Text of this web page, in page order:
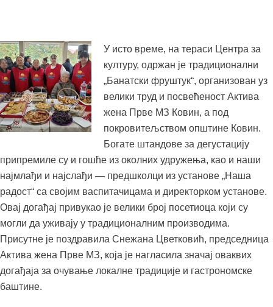
У исто време, на тераси Центра за
културу, одржан је традиционални
„Банатски фруштук“, организован уз
велики труд и посвећеност Актива
жена Прве МЗ Ковин, а под
покровитељством општине Ковин.
Богате штандове за дегустацију
припремиле су и гошће из околних удружења, као и наши
најмлађи и најслађи — предшколци из установе „Наша
радост“ са својим васпитачицама и директорком установе.
Овај догађај привукао је велики број посетиоца који су
могли да уживају у традиционалним производима.
Присутне је поздравила Снежана Цветковић, председница
Актива жена Прве МЗ, која је нагласила значај оваквих
догађаја за очување локалне традиције и гастрономске
баштине.